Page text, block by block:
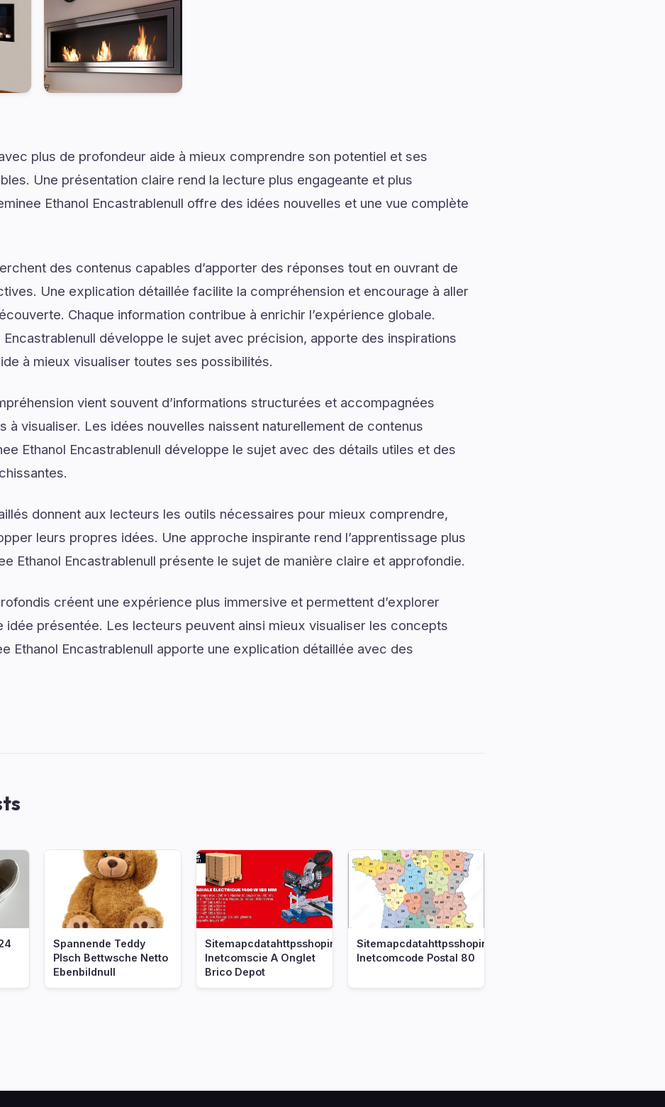
plus de profondeur aide à mieux comprendre son potentiel et ses
Une présentation claire rend la lecture plus engageante et plus
Ethanol Encastrablenull offre des idées nouvelles et une vue complète
des contenus capables d’apporter des réponses tout en ouvrant de
Une explication détaillée facilite la compréhension et encourage à aller
Chaque information contribue à enrichir l’expérience globale.
Encastrablenull développe le sujet avec précision, apporte des inspirations
à mieux visualiser toutes ses possibilités.
vient souvent d’informations structurées et accompagnées
à visualiser. Les idées nouvelles naissent naturellement de contenus
Ethanol Encastrablenull développe le sujet avec des détails utiles et des
donnent aux lecteurs les outils nécessaires pour mieux comprendre,
leurs propres idées. Une approche inspirante rend l’apprentissage plus
Ethanol Encastrablenull présente le sujet de manière claire et approfondie.
créent une expérience plus immersive et permettent d’explorer
idée présentée. Les lecteurs peuvent ainsi mieux visualiser les concepts
Ethanol Encastrablenull apporte une explication détaillée avec des
Spannende Teddy
Plsch Bettwsche Netto
Ebenbildnull
Sitemapcdatahttpsshopinf
Inetcomscie A Onglet
Brico Depot
Sitemapcdatahttpsshopinf
Inetcomcode Postal 80